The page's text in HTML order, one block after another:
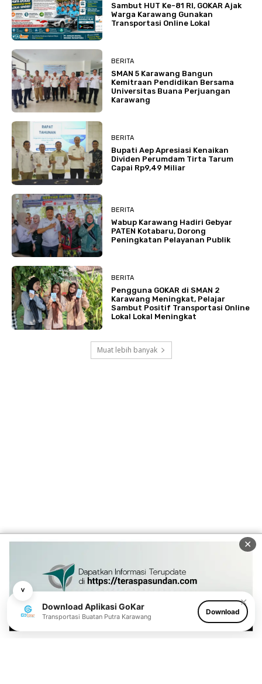
˅
✕
Download Aplikasi GoKar
Transportasi Buatan Putra Karawang
Download
Sambut HUT Ke-81 RI, GOKAR Ajak
Warga Karawang Gunakan
Transportasi Online Lokal
BERITA
SMAN 5 Karawang Bangun
Kemitraan Pendidikan Bersama
Universitas Buana Perjuangan
Karawang
BERITA
Bupati Aep Apresiasi Kenaikan
Dividen Perumdam Tirta Tarum
Capai Rp9,49 Miliar
BERITA
Wabup Karawang Hadiri Gebyar
PATEN Kotabaru, Dorong
Peningkatan Pelayanan Publik
BERITA
Pengguna GOKAR di SMAN 2
Karawang Meningkat, Pelajar
Sambut Positif Transportasi Online
Lokal Lokal Meningkat
Muat lebih banyak
✕